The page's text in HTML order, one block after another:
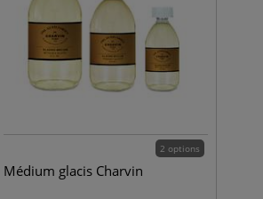
2 options
Médium glacis Charvin